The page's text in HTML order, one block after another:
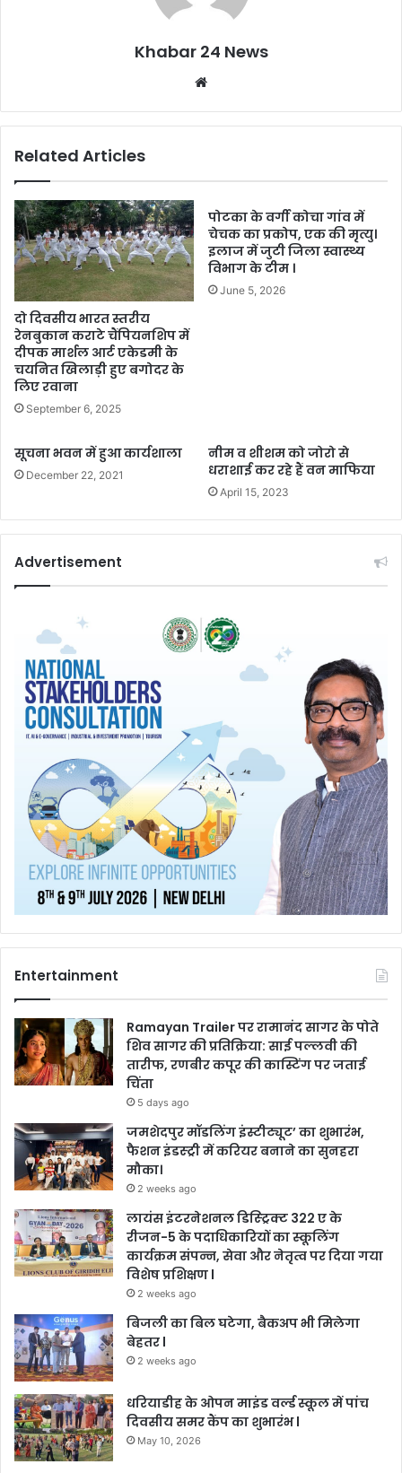
Khabar 24 News
Related Articles
दो दिवसीय भारत स्तरीय
रेनबुकान कराटे चैंपियनशिप में
दीपक मार्शल आर्ट एकेडमी के
चयनित खिलाड़ी हुए बगोदर के
लिए रवाना
September 6, 2025
पोटका के वर्गी कोचा गांव में
चेचक का प्रकोप, एक की मृत्यु।
इलाज में जुटी जिला स्वास्थ्य
विभाग के टीम ।
June 5, 2026
सूचना भवन में हुआ कार्यशाला
December 22, 2021
नीम व शीशम को जोरो से
धराशाई कर रहे हैं वन माफिया
April 15, 2023
Advertisement
Entertainment
Ramayan Trailer पर रामानंद सागर के पोते
शिव सागर की प्रतिक्रिया: साई पल्लवी की
तारीफ, रणबीर कपूर की कास्टिंग पर जताई
चिंता
5 days ago
जमशेदपुर मॉडलिंग इंस्टीट्यूट’ का शुभारंभ,
फैशन इंडस्ट्री में करियर बनाने का सुनहरा
मौका।
2 weeks ago
लायंस इंटरनेशनल डिस्ट्रिक्ट 322 ए के
रीजन-5 के पदाधिकारियों का स्कूलिंग
कार्यक्रम संपन्न, सेवा और नेतृत्व पर दिया गया
विशेष प्रशिक्षण l
2 weeks ago
बिजली का बिल घटेगा, बैकअप भी मिलेगा
बेहतर l
2 weeks ago
धरियाडीह के ओपन माइंड वर्ल्ड स्कूल में पांच
दिवसीय समर कैंप का शुभारंभ l
May 10, 2026